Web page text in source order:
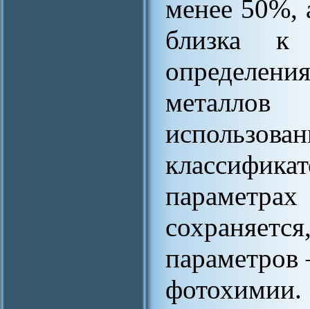
менее 50%,
близка к